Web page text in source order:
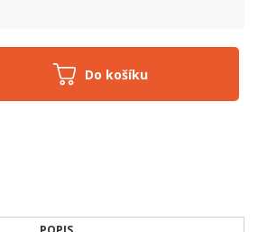
Do košíku